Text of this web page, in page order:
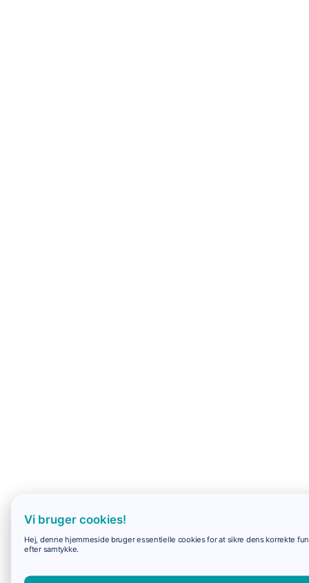
Vi bruger cookies!
Hej, denne hjemmeside bruger essentielle cookies for at sikre dens korrekte
efter samtykke.